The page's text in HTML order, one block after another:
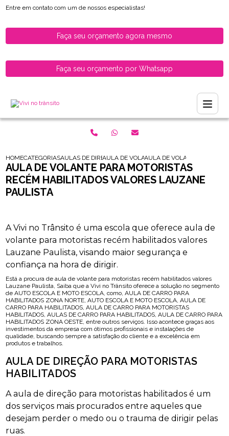
Entre em contato com um de nossos especialistas!
Faça seu orçamento agora mesmo
Faça seu orçamento por Whatsapp
HOMECATEGORIASAULAS DE DIRECAO PARA HABILITADOS
AULA DE VOLANTE PARA MOTORISTAS
AULA DE VOLANTE PARA
AULA DE VOLANTE PARA MOTORISTAS
RECÉM HABILITADOS VALORES LAUZANE
PAULISTA
A Vivi no Trânsito é uma escola que oferece aula de
volante para motoristas recém habilitados valores
Lauzane Paulista, visando maior segurança e
confiança na hora de dirigir.
Está a procura de aula de volante para motoristas recém habilitados valores
Lauzane Paulista, Saiba que a Vivi no Trânsito oferece a solução no segmento
de AUTO ESCOLA E MOTO ESCOLA, como, AULA DE CARRO PARA
HABILITADOS ZONA NORTE, AUTO ESCOLA E MOTO ESCOLA, AULA DE
CARRO PARA HABILITADOS, AULA DE CARRO PARA MOTORISTAS
HABILITADOS, AULAS DE CARRO PARA HABILITADOS, AULA DE CARRO PARA
HABILITADOS ZONA OESTE, entre outros serviços. Isso acontece graças aos
investimentos da empresa com ótimos profissionais e instalações de
qualidade, buscando sempre a satisfação do cliente e a excelência em
produtos e trabalhos.
AULA DE DIREÇÃO PARA MOTORISTAS
HABILITADOS
A aula de direção para motoristas habilitados é um
dos serviços mais procurados entre aqueles que
desejam perder o medo ou o trauma de dirigir pelas
ruas.